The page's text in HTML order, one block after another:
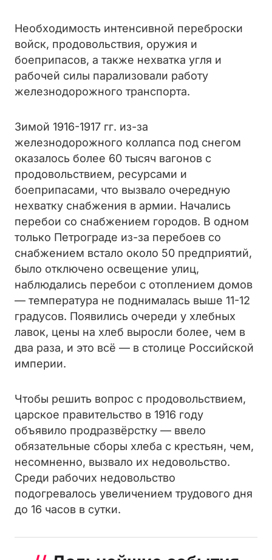
Необходимость интенсивной переброски
войск, продовольствия, оружия и
боеприпасов, а также нехватка угля и
рабочей силы парализовали работу
железнодорожного транспорта.
Зимой 1916-1917 гг. из-за
железнодорожного коллапса под снегом
оказалось более 60 тысяч вагонов с
продовольствием, ресурсами и
боеприпасами, что вызвало очередную
нехватку снабжения в армии. Начались
перебои со снабжением городов. В одном
только Петрограде из-за перебоев со
снабжением встало около 50 предприятий,
было отключено освещение улиц,
наблюдались перебои с отоплением домов
— температура не поднималась выше 11-12
градусов. Появились очереди у хлебных
лавок, цены на хлеб выросли более, чем в
два раза, и это всё — в столице Российской
империи.
Чтобы решить вопрос с продовольствием,
царское правительство в 1916 году
объявило продразвёрстку — ввело
обязательные сборы хлеба с крестьян, чем,
несомненно, вызвало их недовольство.
Среди рабочих недовольство
подогревалось увеличением трудового дня
до 16 часов в сутки.